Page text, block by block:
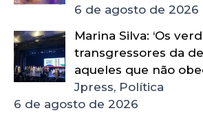
6 de agosto de 2026
Marina Silva: ‘Os
transgressores da
aqueles que não
Jpress, Política
6 de agosto de 2026